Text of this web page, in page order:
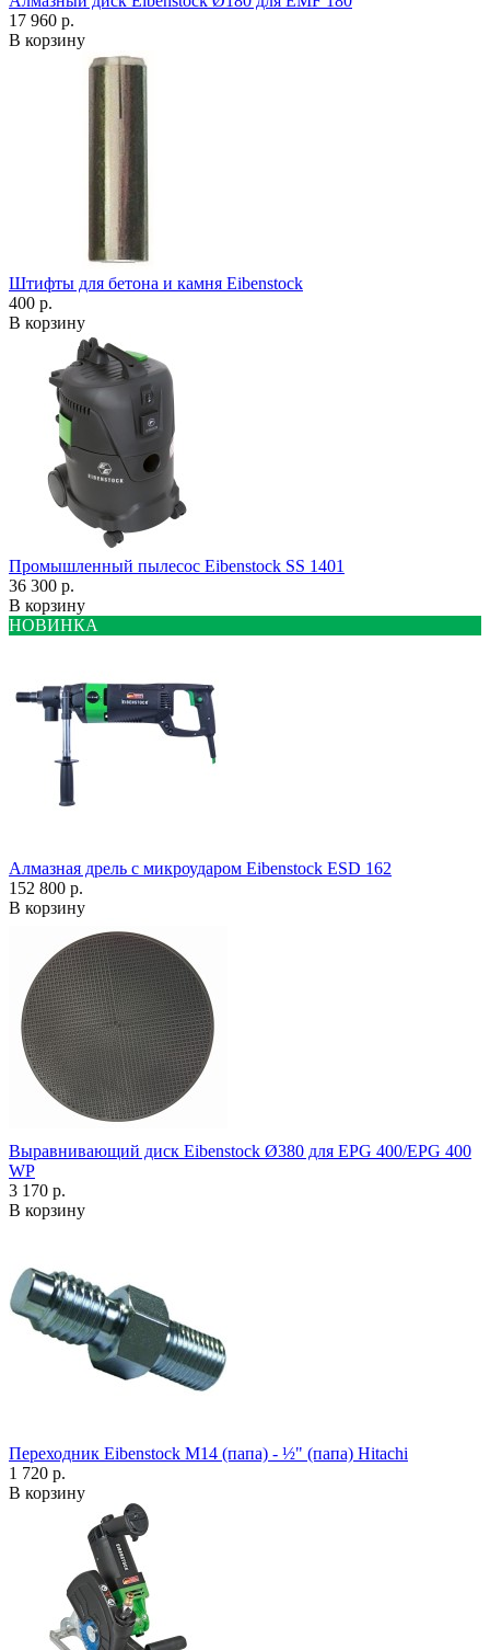
17 960 р.
В корзину
Штифты для бетона и камня Eibenstock
400 р.
В корзину
Промышленный пылесос Eibenstock SS 1401
36 300 р.
В корзину
НОВИНКА
Алмазная дрель с микроударом Eibenstock ESD 162
152 800 р.
В корзину
Выравнивающий диск Eibenstock Ø380 для EPG 400/EPG 400
WP
3 170 р.
В корзину
Переходник Eibenstock M14 (папа) - ½" (папа) Hitachi
1 720 р.
В корзину